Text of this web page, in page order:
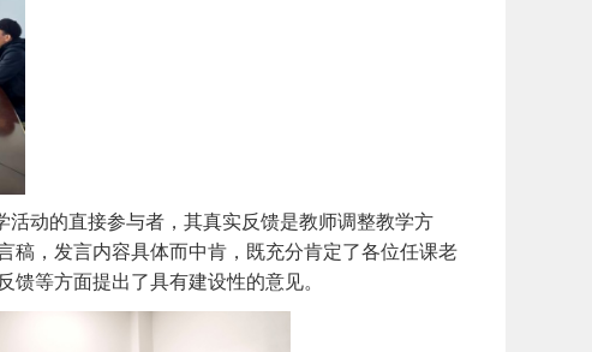
动的直接参与者，其真实反馈是教师调整教学方
稿，发言内容具体而中肯，既充分肯定了各位任课老
等方面提出了具有建设性的意见。